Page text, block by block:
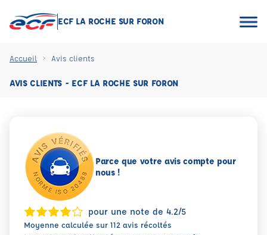
ECF LA ROCHE SUR FORON
Accueil Avis clients
AVIS CLIENTS - ECF LA ROCHE SUR FORON
Parce que votre avis compte pour
nous !
pour une note de 4.2/5
Moyenne calculée sur 112 avis récoltés